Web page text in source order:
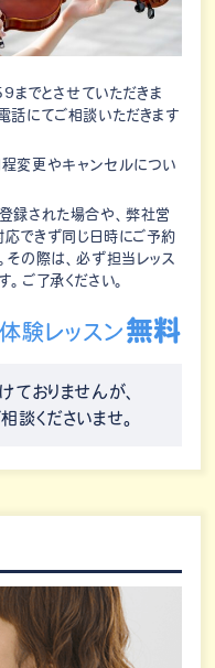
でとさせていただきま
話にてご相談いただきます
変更やキャンセルについ
録された場合や、弊社営
できず同じ日時にご予約
その際は、必ず担当レッス
ご了承ください。
体験レッスン 無料
おりませんが、
くださいませ。